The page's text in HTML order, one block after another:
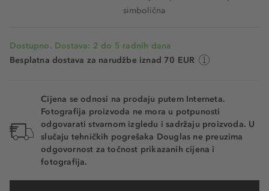
simbolična
Dostupno. Dostava: 2 do 5 radnih dana
Besplatna dostava za narudžbe iznad 70 EUR
Cijena se odnosi na prodaju putem Interneta.
Fotografija proizvoda ne mora u potpunosti
odgovarati stvarnom izgledu i sadržaju proizvoda. U
slučaju tehničkih pogrešaka Douglas ne preuzima
odgovornost za točnost prikazanih cijena i
fotografija.